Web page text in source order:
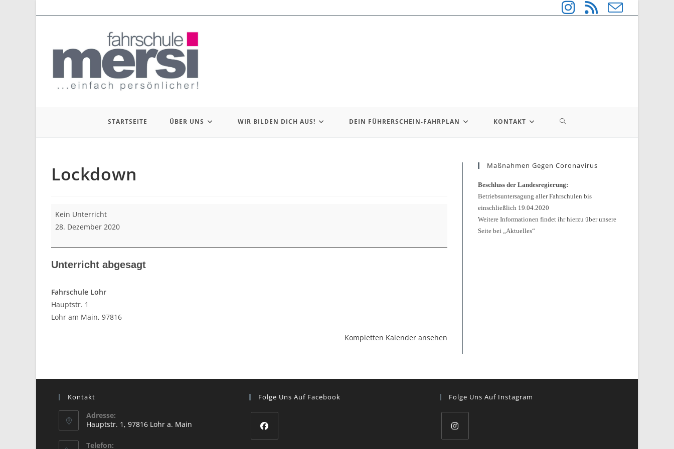
STARTSEITE ÜBER UNS WIR BILDEN DICH AUS! DEIN FÜHRERSCHEIN-FAHRPLAN KONTAKT WEBSITE-
UMSCHALTEN
Lockdown
Lockdown
Kein Unterricht
28. Dezember 2020
Unterricht abgesagt
Fahrschule Lohr
Hauptstr. 1
Lohr am Main, 97816
Kompletten Kalender ansehen
Maßnahmen Gegen Coronavirus
Beschluss der Landesregierung:
Betriebsuntersagung aller Fahrschulen bis
einschließlich 19.04.2020
Weitere Informationen findet ihr hierzu über unsere
Seite bei „Aktuelles“
Kontakt
Adresse:
Hauptstr. 1, 97816 Lohr a. Main
Telefon:
Folge Uns Auf Facebook Folge Uns Auf Instagram